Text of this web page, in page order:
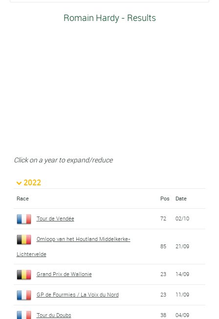
Romain Hardy - Results
Click on a year to expand/reduce
2022
Race Pos Date
Tour de Vendée 72 02/10
Omloop van het Houtland Middelkerke-
Lichtervelde
85 21/09
Grand Prix de Wallonie 23 14/09
GP de Fourmies / La Voix du Nord 23 11/09
Tour du Doubs 38 04/09